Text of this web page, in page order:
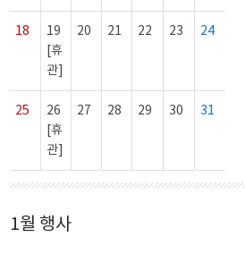
18
19
[휴
관]
20 21 22 23 24
25
26
[휴
관]
27 28 29 30 31
1월 행사